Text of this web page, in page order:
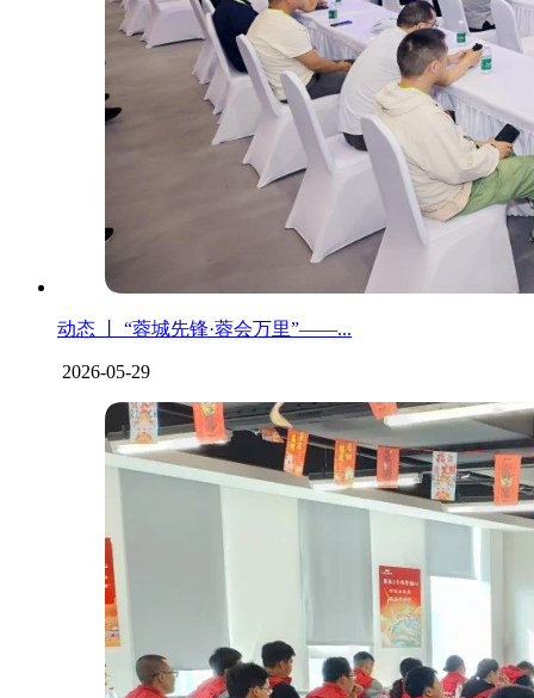
动态 丨 “蓉城先锋·蓉会万里”——...
2026-05-29